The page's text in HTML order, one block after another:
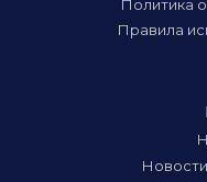
Политика
Правила